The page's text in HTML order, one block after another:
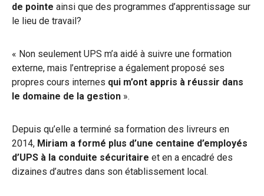
de pointe ainsi que des programmes d’apprentissage sur
le lieu de travail?
« Non seulement UPS m’a aidé à suivre une formation
externe, mais l’entreprise a également proposé ses
propres cours internes qui m’ont appris à réussir dans
le domaine de la gestion ».
Depuis qu’elle a terminé sa formation des livreurs en
2014, Miriam a formé plus d’une centaine d’employés
d’UPS à la conduite sécuritaire et en a encadré des
dizaines d’autres dans son établissement local.